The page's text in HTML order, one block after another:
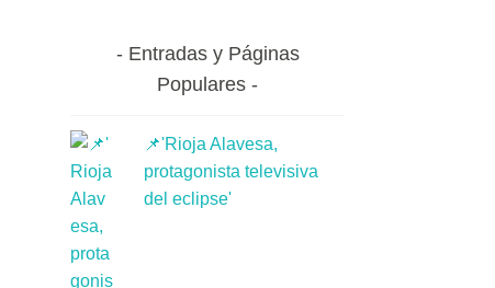
Entradas y Páginas
Populares
📌'Rioja Alavesa,
protagonista televisiva
del eclipse'